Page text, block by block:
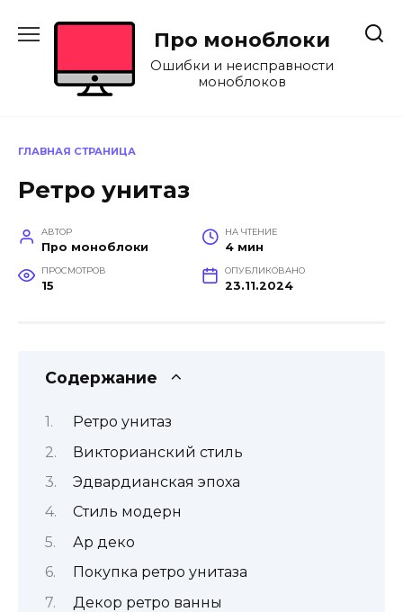
Про моноблоки
Ошибки и неисправности
моноблоков
ГЛАВНАЯ СТРАНИЦА
Ретро унитаз
АВТОР
Про моноблоки
НА ЧТЕНИЕ
4 мин
ПРОСМОТРОВ
15
ОПУБЛИКОВАНО
23.11.2024
Содержание
Ретро унитаз
Викторианский стиль
Эдвардианская эпоха
Стиль модерн
Ар деко
Покупка ретро унитаза
Декор ретро ванны